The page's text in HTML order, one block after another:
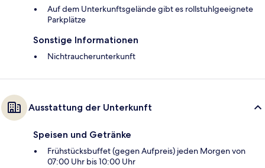
Auf dem Unterkunftsgelände gibt es rollstuhlgeeignete
Parkplätze
Sonstige Informationen
Nichtraucherunterkunft
Ausstattung der Unterkunft
Speisen und Getränke
Frühstücksbuffet (gegen Aufpreis) jeden Morgen von
07:00 Uhr bis 10:00 Uhr